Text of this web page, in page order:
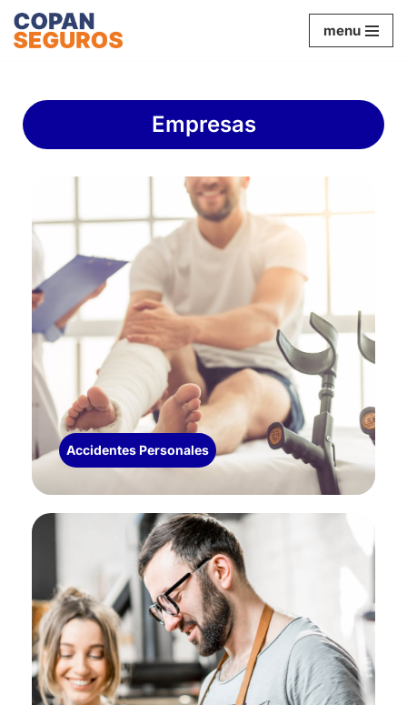
Ir
menu
Empresas
ACCIDENTES PERSONALES
Cobertura de Muerte e Invalidez con modalidad
24 hs, con itinere y sin itinere. Adicionales:
Asistencia Médica, Gastos por Sepelio y Renta
Diaria.
Accidentes Personales
INTEGRAL PARA COMERCIO E INDUSTRIA
Cobertura de Incendio, Robo, Aparatos,
Electrónicos, Maquinarias, Cristales.